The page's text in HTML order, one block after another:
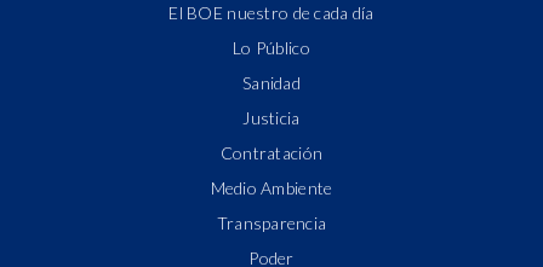
El BOE nuestro de cada día
Lo Público
Sanidad
Justicia
Contratación
Medio Ambiente
Transparencia
Poder